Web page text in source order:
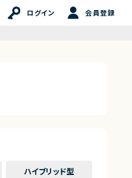
ログイン 会員登録
ハイブリッド型